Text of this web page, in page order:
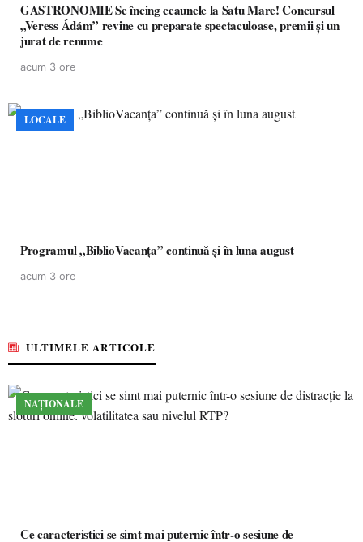
GASTRONOMIE Se încing ceaunele la Satu Mare! Concursul
„Veress Ádám” revine cu preparate spectaculoase, premii și un
jurat de renume
acum 3 ore
LOCALE
Programul „BiblioVacanța” continuă și în luna august
acum 3 ore
ULTIMELE ARTICOLE
NAȚIONALE
Ce caracteristici se simt mai puternic într-o sesiune de